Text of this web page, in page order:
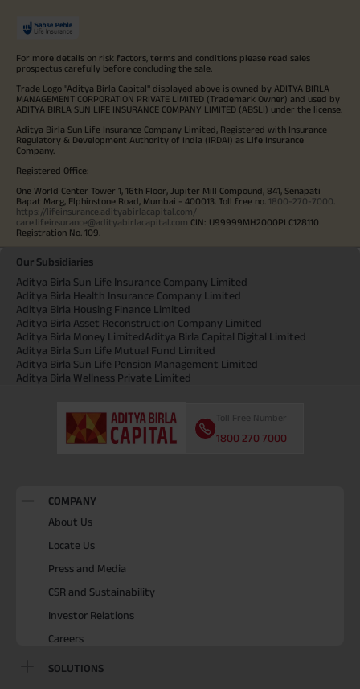
For more details on risk factors, terms and conditions please read sales
prospectus carefully before concluding the sale.
Trade Logo "Aditya Birla Capital" displayed above is owned by ADITYA BIRLA
MANAGEMENT CORPORATION PRIVATE LIMITED (Trademark Owner) and used by
ADITYA BIRLA SUN LIFE INSURANCE COMPANY LIMITED (ABSLI) under the license.
Aditya Birla Sun Life Insurance Company Limited, Registered with Insurance
Regulatory & Development Authority of India (IRDAI) as Life Insurance
Company.
Registered Office:
One World Center Tower 1, 16th Floor, Jupiter Mill Compound, 841, Senapati
Bapat Marg, Elphinstone Road, Mumbai - 400013. Toll free no. 1800-270-7000
https://lifeinsurance.adityabirlacapital.com/
care.lifeinsurance@adityabirlacapital.com CIN: U99999MH2000PLC128110
Registration No. 109.
Our Subsidiaries
Aditya Birla Sun Life Insurance Company Limited
Aditya Birla Health Insurance Company Limited
Aditya Birla Housing Finance Limited
Aditya Birla Asset Reconstruction Company Limited
Aditya Birla Money LimitedAditya Birla Capital Digital Limited
Aditya Birla Sun Life Mutual Fund Limited
Aditya Birla Sun Life Pension Management Limited
Aditya Birla Wellness Private Limited
Toll Free Number
1800 270 7000
COMPANY
About Us
Locate Us
Press and Media
CSR and Sustainability
Investor Relations
Careers
SOLUTIONS